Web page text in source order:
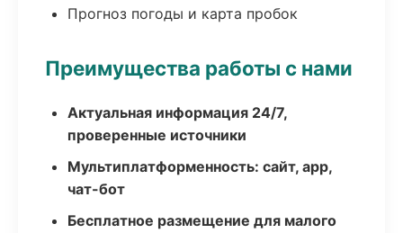
Прогноз погоды и карта пробок
Преимущества работы с нами
Актуальная информация 24/7,
проверенные источники
Мультиплатформенность: сайт, app,
чат-бот
Бесплатное размещение для малого